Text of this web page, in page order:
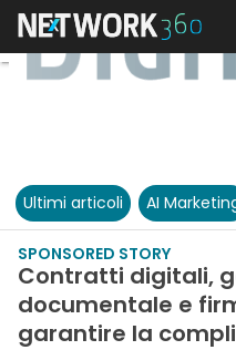
Ultimi articoli AI
SPONSORED STORY
Contratti digitali,
documentale e
garantire la